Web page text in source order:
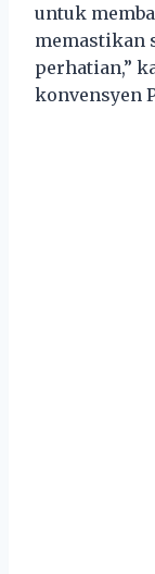
untuk
memastikan
perhatian,”
konvensyen